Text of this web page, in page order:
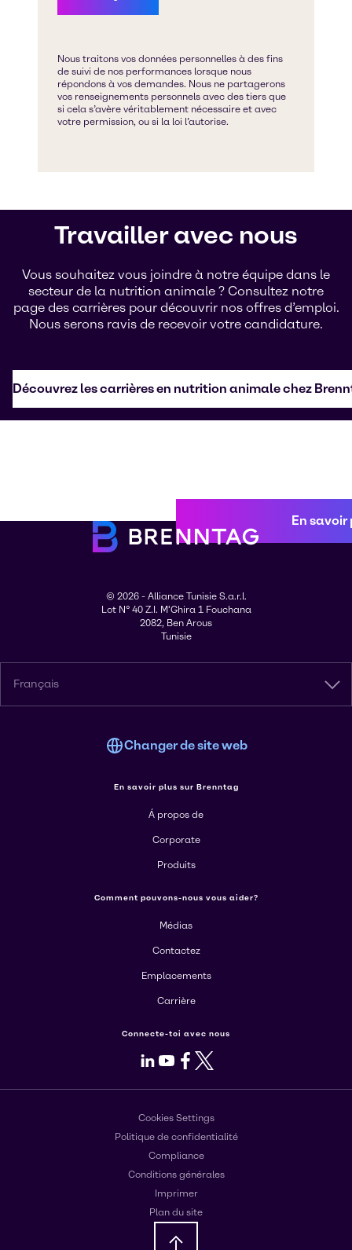
Travailler avec nous
Vous souhaitez vous joindre à notre équipe dans le
secteur de la nutrition animale ? Consultez notre
page des carrières pour découvrir nos offres d’emploi.
Nous serons ravis de recevoir votre candidature.
Découvrez les carrières en nutrition animale chez
En savoir
© 2026 - Alliance Tunisie S.a.r.l.
Lot N° 40 Z.I. M'Ghira 1 Fouchana
2082, Ben Arous
Tunisie
Français
Changer de site web
En savoir plus sur Brenntag
Á propos de
Corporate
Produits
Comment pouvons-nous vous aider?
Médias
Contactez
Emplacements
Carrière
Connecte-toi avec nous
LinkedIn
Youtube
Facebook
X
Cookies Settings
Politique de confidentialité
Compliance
Conditions générales
Imprimer
Plan du site